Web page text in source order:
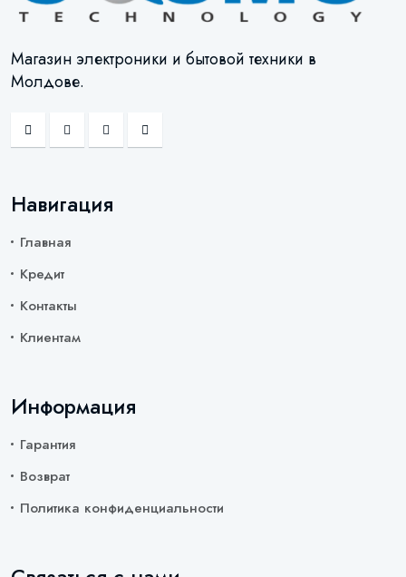
Магазин электроники и бытовой техники в
Молдове.
Навигация
Главная
Кредит
Контакты
Клиентам
Информация
Гарантия
Возврат
Политика конфиденциальности